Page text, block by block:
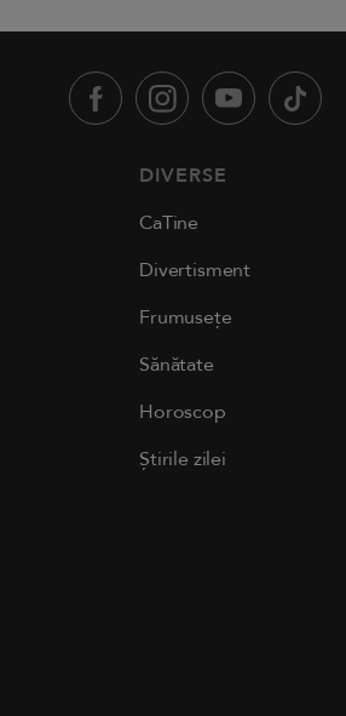
DIVERSE
CaTine
Divertisment
Frumusețe
Sănătate
Horoscop
Știrile zilei